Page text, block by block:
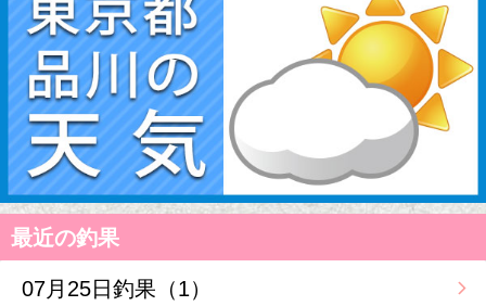
最近の釣果
07月25日釣果（1）